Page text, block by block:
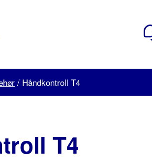
/ Håndkontroll T4
T4